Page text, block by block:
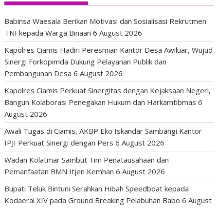
Babinsa Waesala Berikan Motivasi dan Sosialisasi Rekrutmen
TNI kepada Warga Binaan 6 August 2026
Kapolres Ciamis Hadiri Peresmian Kantor Desa Awiluar, Wujud
Sinergi Forkopimda Dukung Pelayanan Publik dan
Pembangunan Desa 6 August 2026
Kapolres Ciamis Perkuat Sinergitas dengan Kejaksaan Negeri,
Bangun Kolaborasi Penegakan Hukum dan Harkamtibmas 6
August 2026
Awali Tugas di Ciamis, AKBP Eko Iskandar Sambangi Kantor
IPJI Perkuat Sinergi dengan Pers 6 August 2026
Wadan Kolatmar Sambut Tim Penatausahaan dan
Pemanfaatan BMN Itjen Kemhan 6 August 2026
Bupati Teluk Bintuni Serahkan Hibah Speedboat kepada
Kodaeral XIV pada Ground Breaking Pelabuhan Babo 6 August